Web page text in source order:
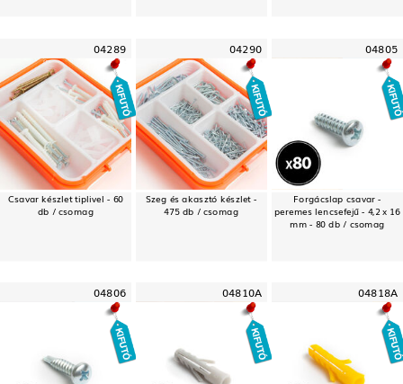
04289
Csavar készlet tiplivel - 60
db / csomag
04290
Szeg és akasztó készlet -
475 db / csomag
04805
Forgácslap csavar -
peremes lencsefejű - 4,2 x 16
mm - 80 db / csomag
04806 04810A 04818A